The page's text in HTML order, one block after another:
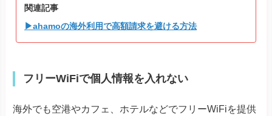
▶ahamoの海外利用で高額請求を避ける方法
しています。便利に感じますが、セキュリティには要注